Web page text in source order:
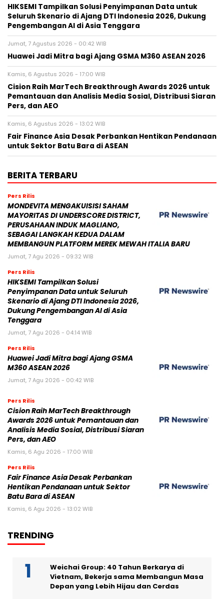
HIKSEMI Tampilkan Solusi Penyimpanan Data untuk
Seluruh Skenario di Ajang DTI Indonesia 2026, Dukung
Pengembangan AI di Asia Tenggara
Jumat, 7 Agustus 2026 - 00:42 WIB
Huawei Jadi Mitra bagi Ajang GSMA M360 ASEAN 2026
Kamis, 6 Agustus 2026 - 17:00 WIB
Cision Raih MarTech Breakthrough Awards 2026 untuk
Pemantauan dan Analisis Media Sosial, Distribusi Siaran
Pers, dan AEO
Kamis, 6 Agustus 2026 - 13:02 WIB
Fair Finance Asia Desak Perbankan Hentikan Pendanaan
untuk Sektor Batu Bara di ASEAN
BERITA TERBARU
Pers Rilis
MONDEVITA MENGAKUISISI SAHAM
MAYORITAS DI UNDERSCORE DISTRICT,
PERUSAHAAN INDUK MAGLIANO,
SEBAGAI LANGKAH KEDUA DALAM
MEMBANGUN PLATFORM MEREK MEWAH ITALIA BARU
Jumat, 7 Agu 2026 - 09:32 WIB
Pers Rilis
HIKSEMI Tampilkan Solusi
Penyimpanan Data untuk Seluruh
Skenario di Ajang DTI Indonesia 2026,
Dukung Pengembangan AI di Asia
Tenggara
Jumat, 7 Agu 2026 - 04:14 WIB
Pers Rilis
Huawei Jadi Mitra bagi Ajang GSMA
M360 ASEAN 2026
Jumat, 7 Agu 2026 - 00:42 WIB
Pers Rilis
Cision Raih MarTech Breakthrough
Awards 2026 untuk Pemantauan dan
Analisis Media Sosial, Distribusi Siaran
Pers, dan AEO
Kamis, 6 Agu 2026 - 17:00 WIB
Pers Rilis
Fair Finance Asia Desak Perbankan
Hentikan Pendanaan untuk Sektor
Batu Bara di ASEAN
Kamis, 6 Agu 2026 - 13:02 WIB
TRENDING
Weichai Group: 40 Tahun Berkarya di
Vietnam, Bekerja sama Membangun Masa
Depan yang Lebih Hijau dan Cerdas